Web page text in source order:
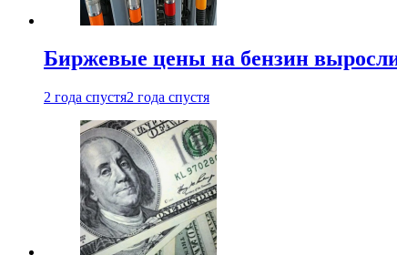
Биржевые цены на бензин
2 года спустя2 года спустя